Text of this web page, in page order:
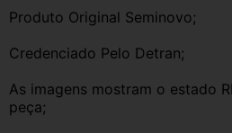
Produto Original Seminovo;
Credenciado Pelo Detran;
As imagens mostram o estado
peça;